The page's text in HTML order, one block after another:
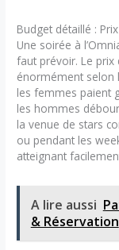
Budget détaillé :
Une soirée à
faut prévoir. Le prix
énormément selon
les femmes paient
les hommes
la venue de stars
ou pendant les
atteignant
A lire aussi
& Réservation